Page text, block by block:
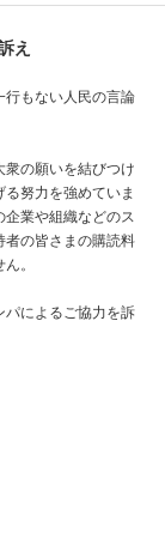
え
行もない人民の言論
の願いを結びつけ
努力を強めていま
業や組織などのス
者の皆さまの購読料
。
パによるご協力を訴